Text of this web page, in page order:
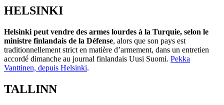
HELSINKI
Helsinki peut vendre des armes lourdes à la Turquie, selon le
ministre finlandais de la Défense, alors que son pays est
traditionnellement strict en matière d’armement, dans un entretien
accordé dimanche au journal finlandais Uusi Suomi. Pekka
Vanttinen, depuis Helsinki.
TALLINN